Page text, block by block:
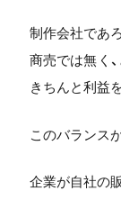
制作会社であ
商売では無く
きちんと利益
このバランス
企業が自社の